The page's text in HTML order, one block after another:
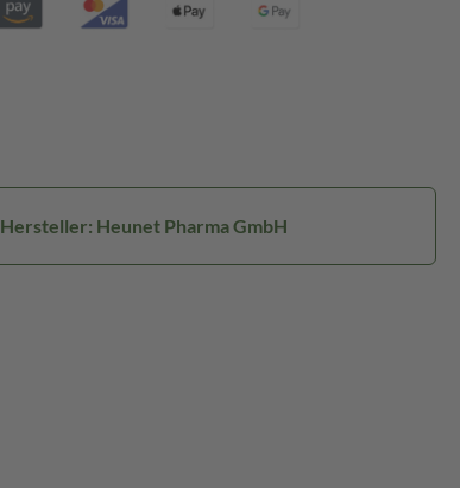
Hersteller: Heunet Pharma GmbH